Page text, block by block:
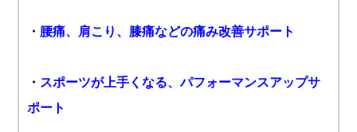
・ 腰痛、肩こり、膝痛などの痛み改善サポート
・ スポーツが上手くなる、パフォーマンスアップサ
ポート